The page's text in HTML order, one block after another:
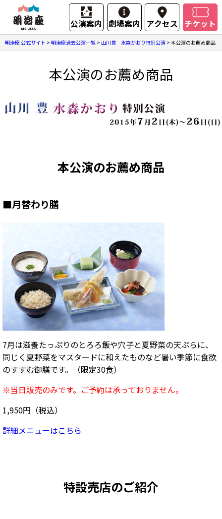
公演案内 劇場案内 アクセス チケット
明治座 公式サイト > 明治座過去公演一覧 > 山川豊 水森かおり特別公演 > 本公演のお薦め商品
本公演のお薦め商品
本公演のお薦め商品
■月替わり膳
7月は滋養たっぷりのとろろ飯や穴子と夏野菜の天ぷらに、
同じく夏野菜をマスタードに和えたものなど暑い季節に食欲
のすすむ御膳です。（限定30食）
※当日販売のみです。ご予約は承っておりません。
1,950円（税込）
詳細メニューはこちら
特設売店のご紹介